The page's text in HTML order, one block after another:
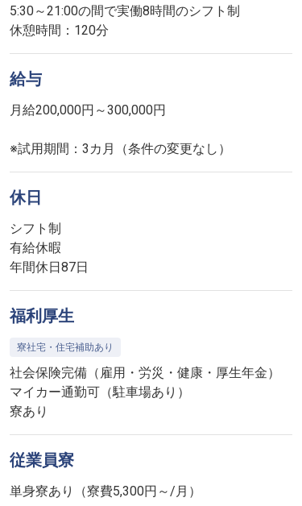
5:30～21:00の間で実働8時間のシフト制
休憩時間：120分
給与
月給200,000円～300,000円
※試用期間：3カ月（条件の変更なし）
休日
シフト制
有給休暇
年間休日87日
福利厚生
寮社宅・住宅補助あり
社会保険完備（雇用・労災・健康・厚生年金）
マイカー通勤可（駐車場あり）
寮あり
従業員寮
単身寮あり（寮費5,300円～/月）